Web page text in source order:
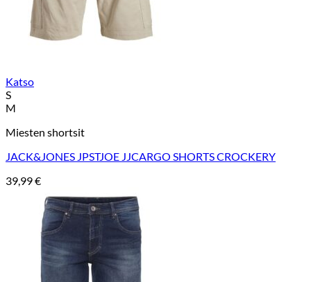
Katso
S
M
Miesten shortsit
JACK&JONES JPSTJOE JJCARGO SHORTS CROCKERY
39,99€